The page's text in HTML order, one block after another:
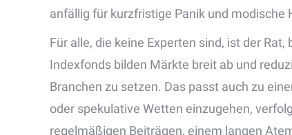
anfällig für kurzfristige Panik und modische
Für alle, die keine Experten sind, ist der
Indexfonds bilden Märkte breit ab und
Branchen zu setzen. Das passt auch zu
oder spekulative Wetten einzugehen,
regelmäßigen Beiträgen, einem langen